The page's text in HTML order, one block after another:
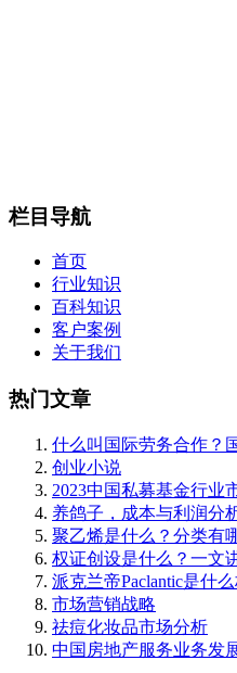
栏目导航
首页
行业知识
百科知识
客户案例
关于我们
热门文章
什么叫国际劳务合作？
创业小说
2023中国私募基金行业
养鸽子，成本与利润分
聚乙烯是什么？分类有
权证创设是什么？一文
派克兰帝Paclantic是什
市场营销战略
祛痘化妆品市场分析
中国房地产服务业务发